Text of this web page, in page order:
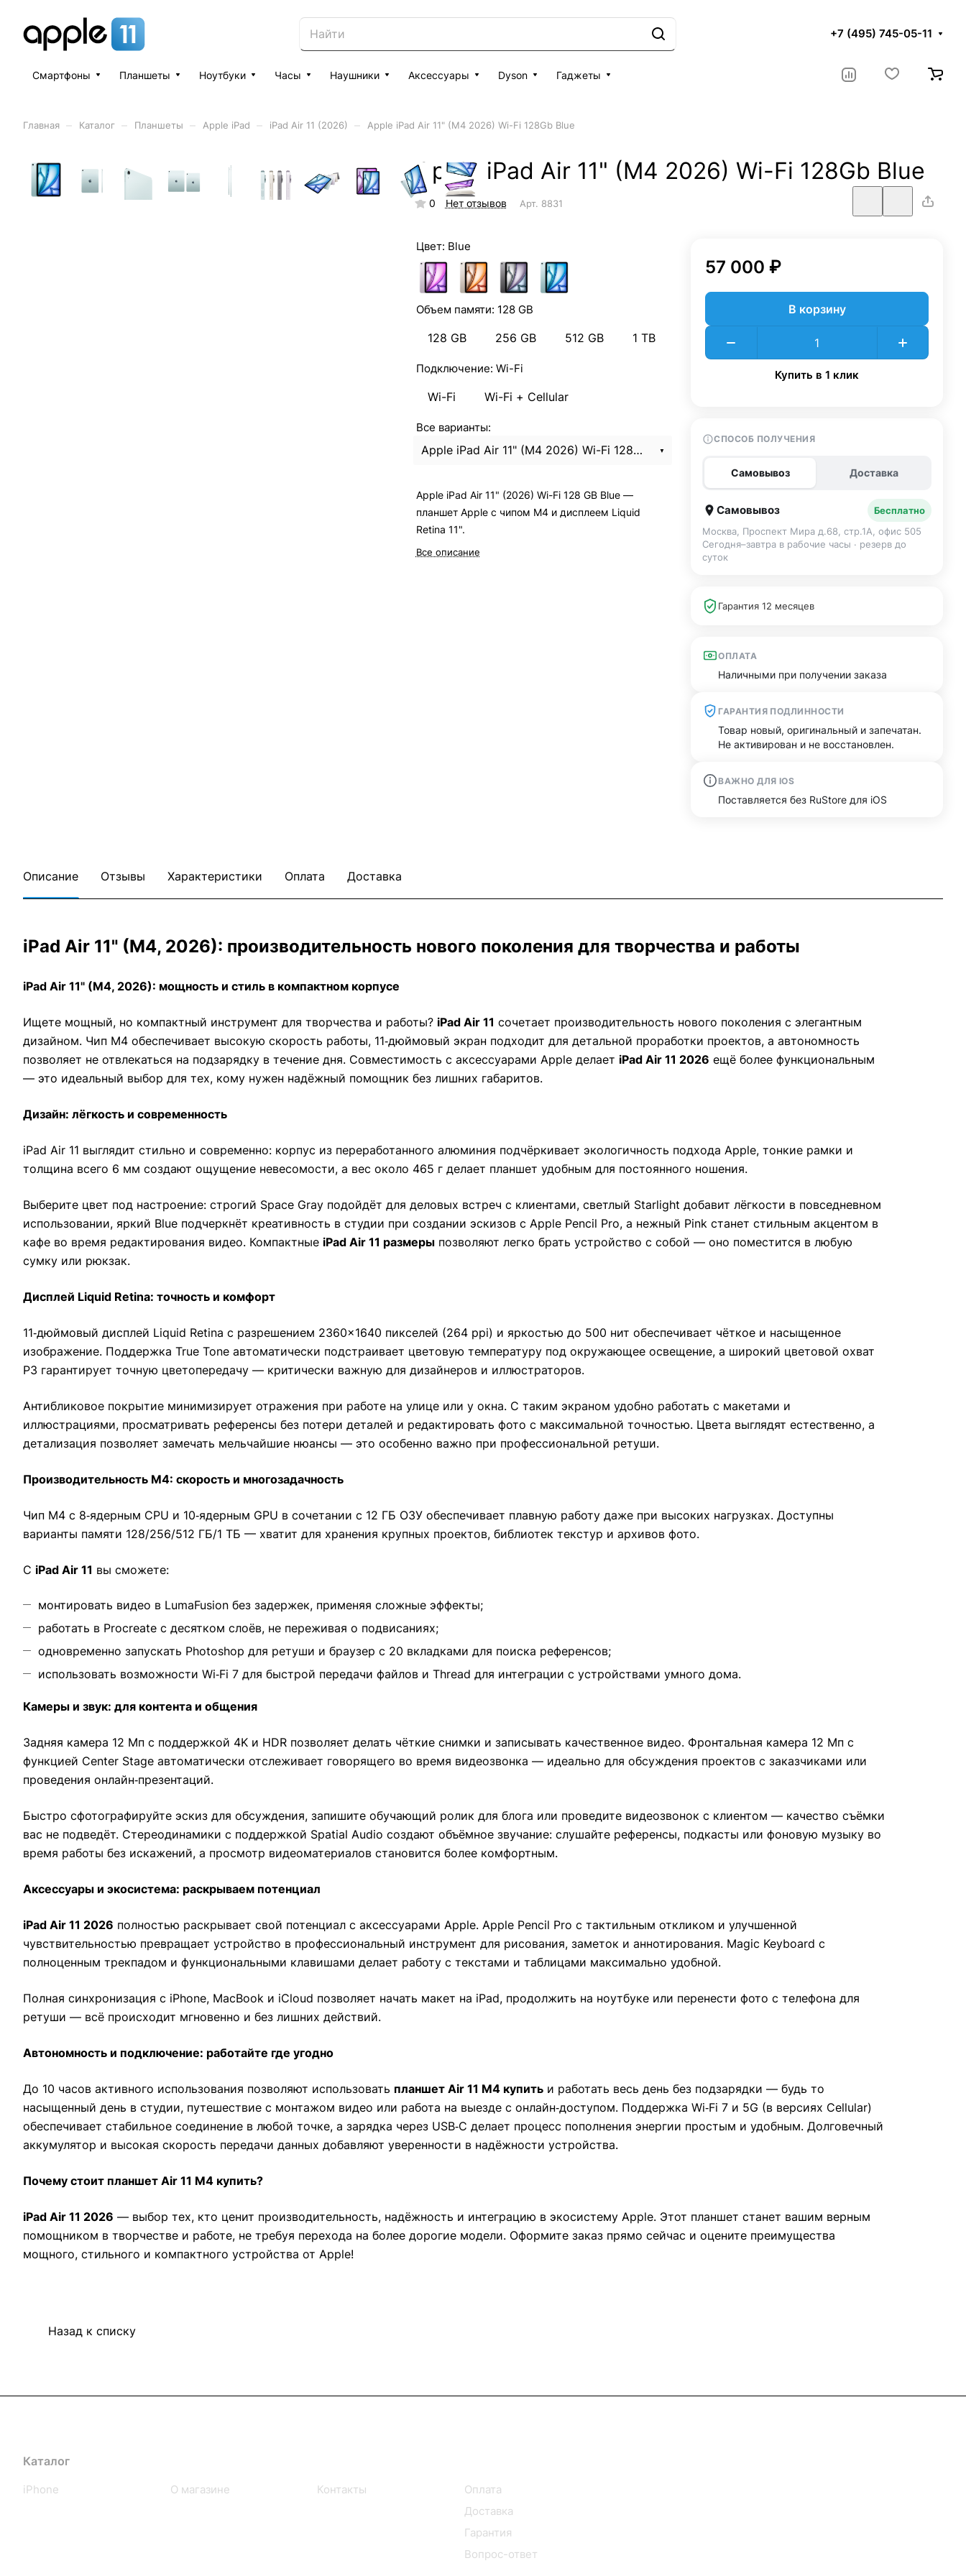
+7 (495) 745-05-11
Смартфоны Планшеты Ноутбуки Часы Наушники Аксессуары Dyson Гаджеты
Главная Каталог Планшеты Apple iPad iPad Air 11 (2026) Apple iPad Air 11" (M4 2026) Wi-Fi 128Gb Blue
Apple iPad Air 11" (M4 2026) Wi-Fi 128Gb Blue
0 Нет отзывов Арт. 8831
Цвет: Blue
Объем памяти: 128 GB
128 GB 256 GB 512 GB 1 TB
Подключение: Wi-Fi
Wi-Fi Wi-Fi + Cellular
Все варианты:
Apple iPad Air 11" (M4 2026) Wi-Fi 128Gb Blue
Apple iPad Air 11" (2026) Wi-Fi 128 GB Blue —
планшет Apple с чипом M4 и дисплеем Liquid
Retina 11".
Все описание
57 000 ₽
В корзину
Купить в 1 клик
СПОСОБ ПОЛУЧЕНИЯ
Самовывоз Доставка
Самовывоз
Бесплатно
Москва, Проспект Мира д.68, стр.1А, офис 505
Сегодня–завтра в рабочие часы · резерв до
суток
Гарантия 12 месяцев
ОПЛАТА
Наличными при получении заказа
ГАРАНТИЯ ПОДЛИННОСТИ
Товар новый, оригинальный и запечатан.
Не активирован и не восстановлен.
ВАЖНО ДЛЯ IOS
Поставляется без RuStore для iOS
Описание Отзывы Характеристики Оплата Доставка
iPad Air 11" (M4, 2026): производительность нового поколения для творчества и работы
iPad Air 11" (M4, 2026): мощность и стиль в компактном корпусе
Ищете мощный, но компактный инструмент для творчества и работы? iPad Air 11 сочетает производительность нового поколения с элегантным
дизайном. Чип M4 обеспечивает высокую скорость работы, 11‑дюймовый экран подходит для детальной проработки проектов, а автономность
позволяет не отвлекаться на подзарядку в течение дня. Совместимость с аксессуарами Apple делает iPad Air 11 2026 ещё более функциональным
— это идеальный выбор для тех, кому нужен надёжный помощник без лишних габаритов.
Дизайн: лёгкость и современность
iPad Air 11 выглядит стильно и современно: корпус из переработанного алюминия подчёркивает экологичность подхода Apple, тонкие рамки и
толщина всего 6 мм создают ощущение невесомости, а вес около 465 г делает планшет удобным для постоянного ношения.
Выберите цвет под настроение: строгий Space Gray подойдёт для деловых встреч с клиентами, светлый Starlight добавит лёгкости в повседневном
использовании, яркий Blue подчеркнёт креативность в студии при создании эскизов с Apple Pencil Pro, а нежный Pink станет стильным акцентом в
кафе во время редактирования видео. Компактные iPad Air 11 размеры позволяют легко брать устройство с собой — оно поместится в любую
сумку или рюкзак.
Дисплей Liquid Retina: точность и комфорт
11‑дюймовый дисплей Liquid Retina с разрешением 2360×1640 пикселей (264 ppi) и яркостью до 500 нит обеспечивает чёткое и насыщенное
изображение. Поддержка True Tone автоматически подстраивает цветовую температуру под окружающее освещение, а широкий цветовой охват
P3 гарантирует точную цветопередачу — критически важную для дизайнеров и иллюстраторов.
Антибликовое покрытие минимизирует отражения при работе на улице или у окна. С таким экраном удобно работать с макетами и
иллюстрациями, просматривать референсы без потери деталей и редактировать фото с максимальной точностью. Цвета выглядят естественно, а
детализация позволяет замечать мельчайшие нюансы — это особенно важно при профессиональной ретуши.
Производительность M4: скорость и многозадачность
Чип M4 с 8‑ядерным CPU и 10‑ядерным GPU в сочетании с 12 ГБ ОЗУ обеспечивает плавную работу даже при высоких нагрузках. Доступны
варианты памяти 128/256/512 ГБ/1 ТБ — хватит для хранения крупных проектов, библиотек текстур и архивов фото.
С iPad Air 11 вы сможете:
монтировать видео в LumaFusion без задержек, применяя сложные эффекты;
работать в Procreate с десятком слоёв, не переживая о подвисаниях;
одновременно запускать Photoshop для ретуши и браузер с 20 вкладками для поиска референсов;
использовать возможности Wi‑Fi 7 для быстрой передачи файлов и Thread для интеграции с устройствами умного дома.
Камеры и звук: для контента и общения
Задняя камера 12 Мп с поддержкой 4K и HDR позволяет делать чёткие снимки и записывать качественное видео. Фронтальная камера 12 Мп с
функцией Center Stage автоматически отслеживает говорящего во время видеозвонка — идеально для обсуждения проектов с заказчиками или
проведения онлайн‑презентаций.
Быстро сфотографируйте эскиз для обсуждения, запишите обучающий ролик для блога или проведите видеозвонок с клиентом — качество съёмки
вас не подведёт. Стереодинамики с поддержкой Spatial Audio создают объёмное звучание: слушайте референсы, подкасты или фоновую музыку во
время работы без искажений, а просмотр видеоматериалов становится более комфортным.
Аксессуары и экосистема: раскрываем потенциал
iPad Air 11 2026 полностью раскрывает свой потенциал с аксессуарами Apple. Apple Pencil Pro с тактильным откликом и улучшенной
чувствительностью превращает устройство в профессиональный инструмент для рисования, заметок и аннотирования. Magic Keyboard с
полноценным трекпадом и функциональными клавишами делает работу с текстами и таблицами максимально удобной.
Полная синхронизация с iPhone, MacBook и iCloud позволяет начать макет на iPad, продолжить на ноутбуке или перенести фото с телефона для
ретуши — всё происходит мгновенно и без лишних действий.
Автономность и подключение: работайте где угодно
До 10 часов активного использования позволяют использовать планшет Air 11 M4 купить и работать весь день без подзарядки — будь то
насыщенный день в студии, путешествие с монтажом видео или работа на выезде с онлайн‑доступом. Поддержка Wi‑Fi 7 и 5G (в версиях Cellular)
обеспечивает стабильное соединение в любой точке, а зарядка через USB‑C делает процесс пополнения энергии простым и удобным. Долговечный
аккумулятор и высокая скорость передачи данных добавляют уверенности в надёжности устройства.
Почему стоит планшет Air 11 M4 купить?
iPad Air 11 2026 — выбор тех, кто ценит производительность, надёжность и интеграцию в экосистему Apple. Этот планшет станет вашим верным
помощником в творчестве и работе, не требуя перехода на более дорогие модели. Оформите заказ прямо сейчас и оцените преимущества
мощного, стильного и компактного устройства от Apple!
Назад к списку
Каталог
iPhone
О магазине Контакты
Оплата
Доставка
Гарантия
Вопрос-ответ